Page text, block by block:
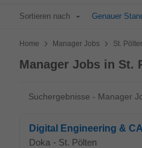
Sortieren nach Genauer
Home > Manager Jobs > St.
Manager Jobs in St.
Suchergebnisse - Manager
Digital Engineering &
Doka - St. Pölten